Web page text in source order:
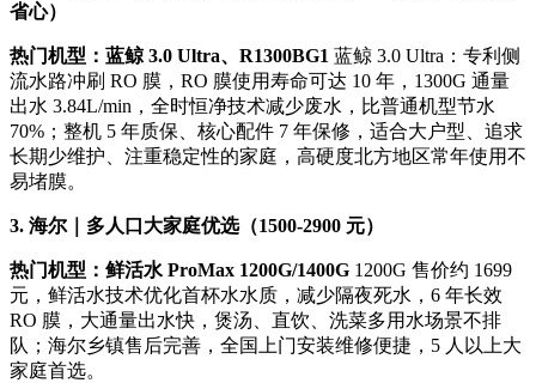
省心）
热门机型：蓝鲸 3.0 Ultra、R1300BG1 蓝鲸 3.0 Ultra：专利侧
流水路冲刷 RO 膜，RO 膜使用寿命可达 10 年，1300G 通量
出水 3.84L/min，全时恒净技术减少废水，比普通机型节水
70%；整机 5 年质保、核心配件 7 年保修，适合大户型、追求
长期少维护、注重稳定性的家庭，高硬度北方地区常年使用不
易堵膜。
3. 海尔｜多人口大家庭优选（1500-2900 元）
热门机型：鲜活水 ProMax 1200G/1400G 1200G 售价约 1699
元，鲜活水技术优化首杯水水质，减少隔夜死水，6 年长效
RO 膜，大通量出水快，煲汤、直饮、洗菜多用水场景不排
队；海尔乡镇售后完善，全国上门安装维修便捷，5 人以上大
家庭首选。